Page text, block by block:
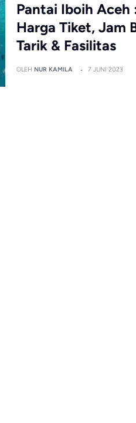
Pantai Iboih Aceh
Harga Tiket, Jam
Tarik & Fasilitas
OLEH NUR KAMILA 7 JUNI 2023